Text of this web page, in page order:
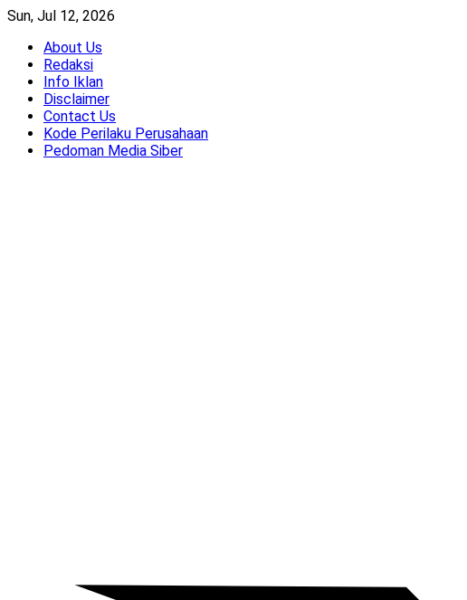
Skip
content
Sun, Jul 12, 2026
About Us
Redaksi
Info Iklan
Disclaimer
Contact Us
Kode Perilaku Perusahaan
Pedoman Media Siber